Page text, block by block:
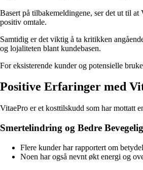
Basert på tilbakemeldingene, ser det ut til
positiv omtale.
Samtidig er det viktig å ta kritikken
og lojaliteten blant kundebasen.
For eksisterende kunder og potensielle
Positive Erfaringer med
VitaePro er et kosttilskudd som har mottatt
Smertelindring og Bedre
Flere kunder har rapportert om
Noen har også nevnt økt energi og